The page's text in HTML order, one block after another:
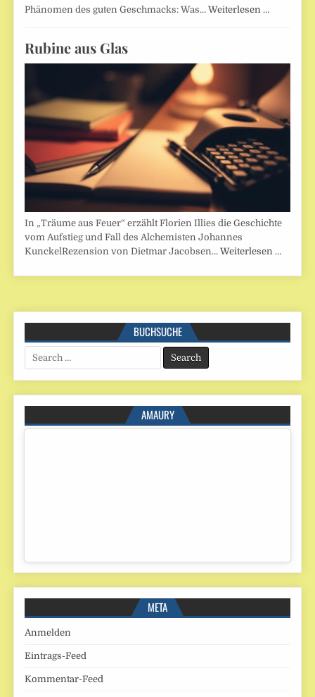
Phänomen des guten Geschmacks: Was…Weiterlesen …
Rubine aus Glas
In „Träume aus Feuer“ erzählt Florien Illies die Geschichte
vom Aufstieg und Fall des Alchemisten Johannes
KunckelRezension von Dietmar Jacobsen…Weiterlesen …
BUCHSUCHE
Search
for:
AMAURY
META
Anmelden
Eintrags-Feed
Kommentar-Feed